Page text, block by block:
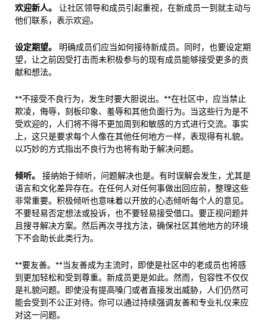
欢迎新人。
让社区领导和成员引起重视，在新成员一到就主动与
他们联系，表示欢迎。
设定期望。
明确成员们应当如何接待新成员。同时，也要设定期
望，让之前因受打击而未积极参与的现有成员能够接受更多的贡
献和想法。
**不接受不良行为，发生时要大胆说出。**在社区中，应当禁止
欺凌，侮辱，刻板印象、羞辱和其他负面行为。当这些行为是不
受欢迎的，人们将不得不更加周到和敏感的方式进行交流。事实
上，这只是要求每个人像在其他任何地方一样，表现得有礼貌。
以巧妙的方式指出不良行为也将有助于解决问题。
倾听。
接纳始于倾听，问题解决也是。有时误解会发生，尤其是
语言和文化差异存在。在任何人对任何事做出回应前，整理这些
非常重要。积极倾听也意味着以开放的心态倾听每个人的意见。
不要轻易否定想法或投诉，也不要轻易接受借口。要正视问题并
且搜寻解决方案。然后再次寻找方法，确保社区其他地方的环境
下不会助长此类行为。
**要友善。**当友善成为主流时，即使是社区中的老成员也将感
到更加轻松和受到尊重。新成员更是如此。然而，包容性不仅仅
是礼貌问题。即使没有提高嗓门或者直接发出威胁，人们仍然可
能会受到不公正对待。你可以通过持续强调友善和专业礼仪来应
对这一问题。